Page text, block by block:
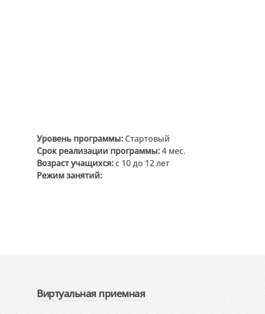
Уровень программы: Стартовый
Срок реализации программы:4 мес.
Возраст учащихся: с 10 до 12 лет
Режим занятий:
Виртуальная приемная